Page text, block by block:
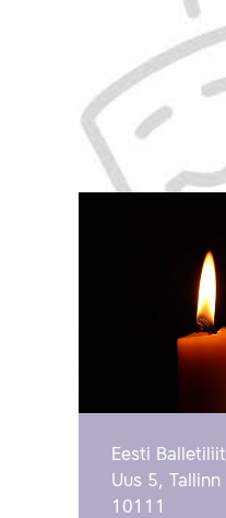
Eesti Balletiliit
Uus 5, Tallinn
10111